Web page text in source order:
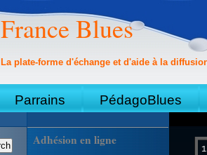
France Blues
La plate-forme d'échange et d'aide à la
Parrains PédagoBlues
Adhésion en ligne